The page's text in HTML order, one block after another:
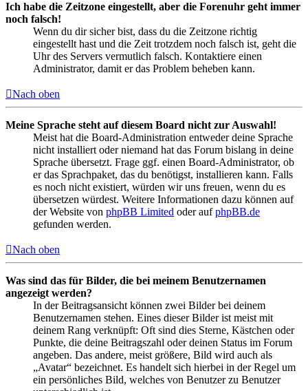
Ich habe die Zeitzone eingestellt, aber die Forenuhr geht immer
noch falsch!
Wenn du dir sicher bist, dass du die Zeitzone richtig
eingestellt hast und die Zeit trotzdem noch falsch ist, geht die
Uhr des Servers vermutlich falsch. Kontaktiere einen
Administrator, damit er das Problem beheben kann.
Nach oben
Meine Sprache steht auf diesem Board nicht zur Auswahl!
Meist hat die Board-Administration entweder deine Sprache
nicht installiert oder niemand hat das Forum bislang in deine
Sprache übersetzt. Frage ggf. einen Board-Administrator, ob
er das Sprachpaket, das du benötigst, installieren kann. Falls
es noch nicht existiert, würden wir uns freuen, wenn du es
übersetzen würdest. Weitere Informationen dazu können auf
der Website von phpBB Limited oder aufphpBB.de
gefunden werden.
Nach oben
Was sind das für Bilder, die bei meinem Benutzernamen
angezeigt werden?
In der Beitragsansicht können zwei Bilder bei deinem
Benutzernamen stehen. Eines dieser Bilder ist meist mit
deinem Rang verknüpft: Oft sind dies Sterne, Kästchen oder
Punkte, die deine Beitragszahl oder deinen Status im Forum
angeben. Das andere, meist größere, Bild wird auch als
„Avatar“ bezeichnet. Es handelt sich hierbei in der Regel um
ein persönliches Bild, welches von Benutzer zu Benutzer